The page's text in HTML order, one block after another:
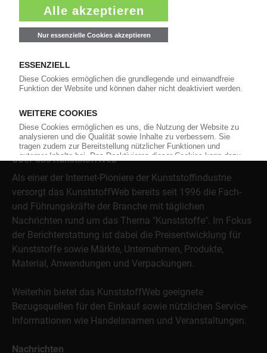
Über das KunststoffWeb
Als einer der Internet-Pioniere der Kunststoffindustrie
versorgt das KunststoffWeb bereits seit 1996 die Fach-
und Führungskräfte der Branche mit täglichen
Nachrichten rund um das Thema "Kunststoffe". Im Fokus
der Berichterstattung ist dabei die Preisentwicklung für
Kunststoffe sowie Märkte, Unternehmen, Produkte,
Material, Anwendungen und Verpackungen.
Weiterhin bietet das KunststoffWeb geeignete
Bezugsquellen für den Einkauf sowie nützlichen Service-
Informationen wie Handelsnamen und Veranstaltungen.
Nachrichten